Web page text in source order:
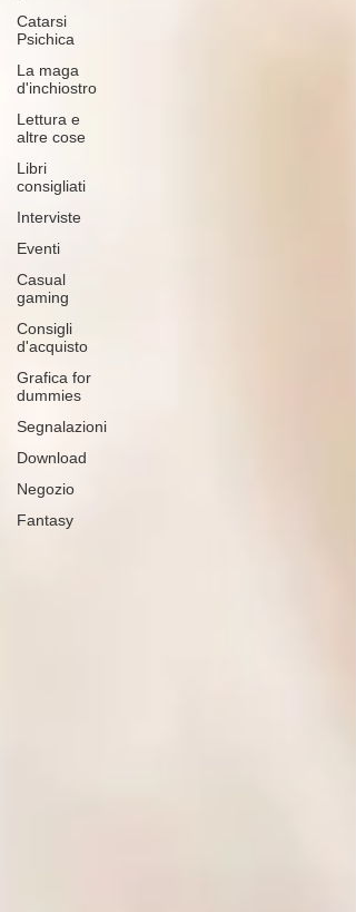
Catarsi
Psichica
La maga
d'inchiostro
Lettura e
altre cose
Libri
consigliati
Interviste
Eventi
Casual
gaming
Consigli
d'acquisto
Grafica for
dummies
Segnalazioni
Download
Negozio
Fantasy